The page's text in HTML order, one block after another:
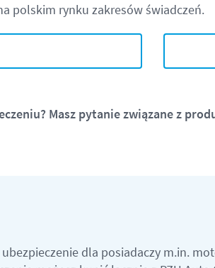
polskim rynku zakresów świadczeń.
Masz pytanie związane z
dla posiadaczy m.in.